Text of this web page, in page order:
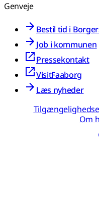
Genveje
Bestil tid i
Job i kommunen
Pressekontakt
VisitFaaborg
Læs nyheder
Om